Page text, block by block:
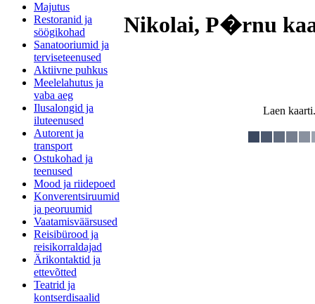
Majutus
Restoranid ja
söögikohad
Sanatooriumid ja
terviseteenused
Aktiivne puhkus
Meelelahutus ja
vaba aeg
Ilusalongid ja
iluteenused
Autorent ja
transport
Ostukohad ja
teenused
Mood ja riidepoed
Konverentsiruumid
ja peoruumid
Vaatamisväärsused
Reisibürood ja
reisikorraldajad
Ärikontaktid ja
ettevõtted
Teatrid ja
kontserdisaalid
Nikolai, P�rnu
Laen